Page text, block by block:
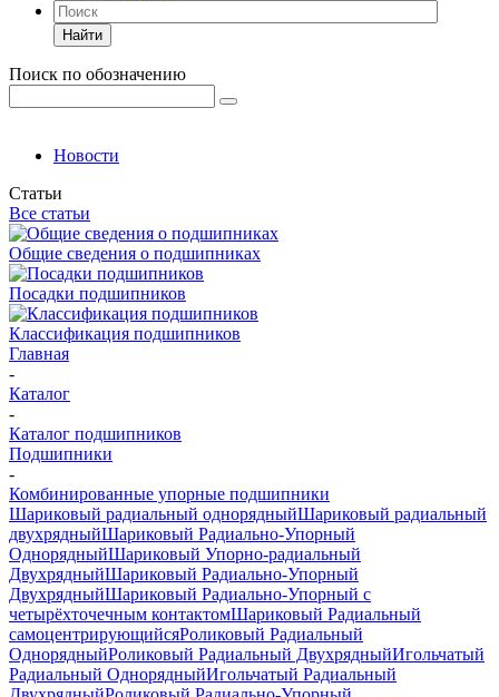
Найти
Поиск по обозначению
Новости
Статьи
Все статьи
Общие сведения о подшипниках
Посадки подшипников
Классификация подшипников
Главная
-
Каталог
-
Каталог подшипников
Подшипники
-
Комбинированные упорные подшипники
Шариковый радиальный однорядныйШариковый радиальный
двухрядныйШариковый Радиально-Упорный
ОднорядныйШариковый Упорно-радиальный
ДвухрядныйШариковый Радиально-Упорный
ДвухрядныйШариковый Радиально-Упорный с
четырёхточечным контактомШариковый Радиальный
самоцентрирующийсяРоликовый Радиальный
ОднорядныйРоликовый Радиальный ДвухрядныйИгольчатый
Радиальный ОднорядныйИгольчатый Радиальный